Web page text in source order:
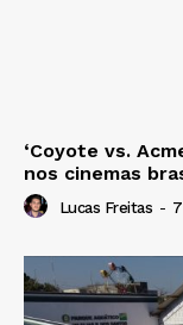
‘Coyote vs.
nos cinemas
Lucas Freitas -